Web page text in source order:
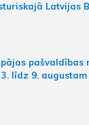
Latvijas
pašvaldības
3. līdz 9. augustam